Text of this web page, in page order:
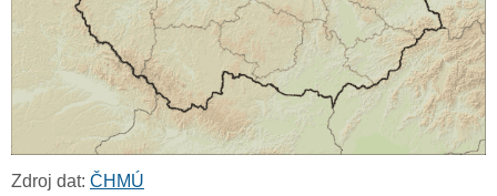
Zdroj dat: ČHMÚ